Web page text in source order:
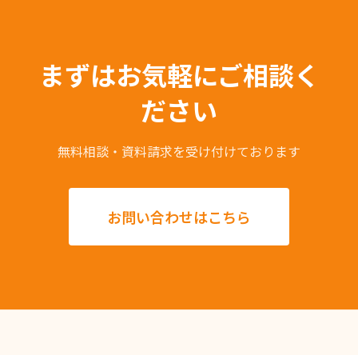
まずはお気軽にご相談く
ださい
無料相談・資料請求を受け付けております
お問い合わせはこちら